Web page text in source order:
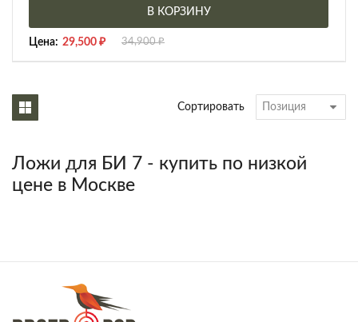
В КОРЗИНУ
Цена: 29,500 ₽ 34,900₽
Сортировать
Ложи для БИ 7 - купить по низкой
цене в Москве